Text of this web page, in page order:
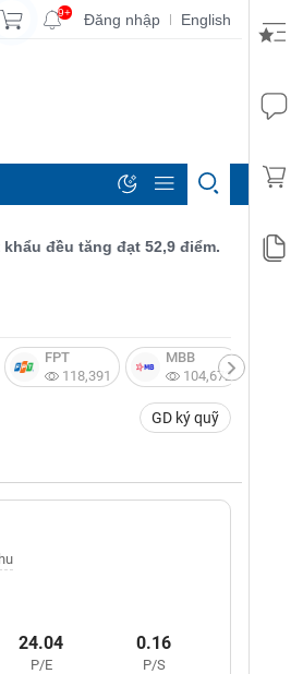
9+ Đăng nhập | English
tăng đạt 52,9 điểm.
FPT
118,391
MBB
104,672
GD ký quỹ
24.04
P/E
0.16
P/S